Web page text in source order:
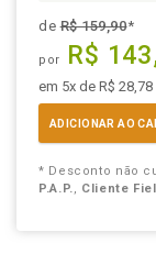
deR$ 159,90*
por R$
em 5x de R$ 28,78
ADICIONAR AO
* Desconto não
P.A.P., Cliente Fiel